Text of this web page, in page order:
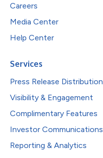
Careers
Media Center
Help Center
Services
Press Release Distribution
Visibility & Engagement
Complimentary Features
Investor Communications
Reporting & Analytics